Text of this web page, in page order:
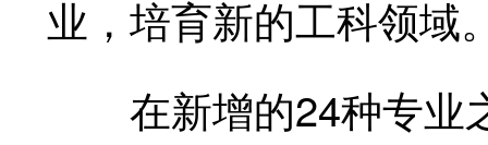
业，培育新的工科领域
在新增的24种专业